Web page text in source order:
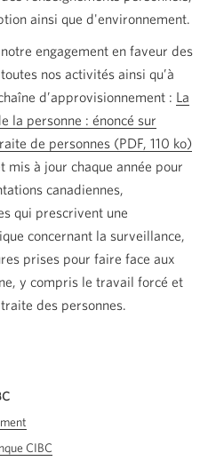
ainsi que d'environnement.
engagement en faveur des
nos activités ainsi qu’à
d’approvisionnement : La
la personne : énoncé sur
de personnes (PDF, 110 ko)
mis à jour chaque année pour
canadiennes,
qui prescrivent une
concernant la surveillance,
prises pour faire face aux
y compris le travail forcé et
des personnes.
CIBC